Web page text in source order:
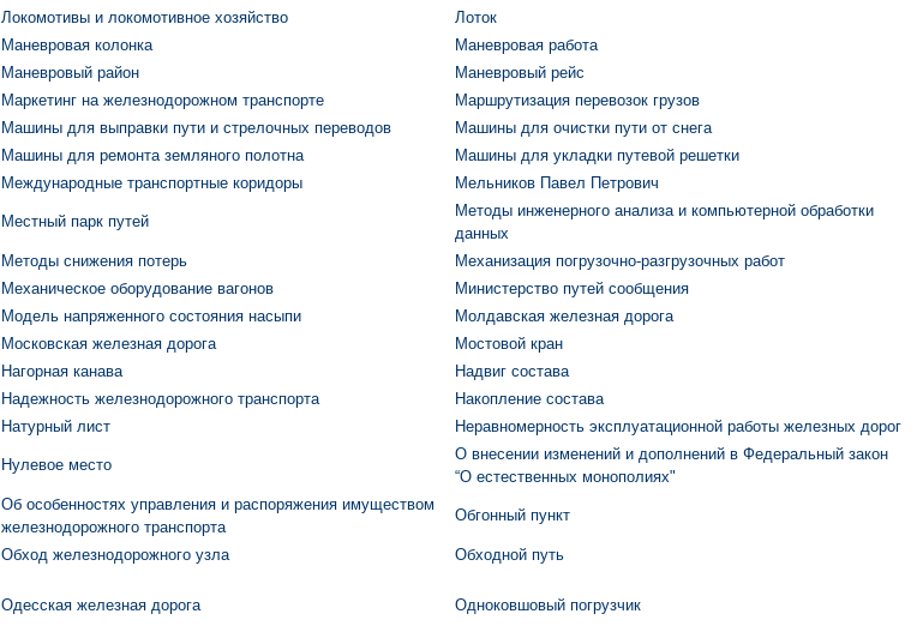
Локомотивы и локомотивное хозяйство
Лоток
Маневровая колонка
Маневровая работа
Маневровый район
Маневровый рейс
Маркетинг на железнодорожном транспорте
Маршрутизация перевозок грузов
Машины для выправки пути и стрелочных переводов
Машины для очистки пути от снега
Машины для ремонта земляного полотна
Машины для укладки путевой решетки
Международные транспортные коридоры Мельников Павел Петрович
Местный парк путей
Методы инженерного анализа и компьютерной обработки
данных
Методы снижения потерь
Механизация погрузочно-разгрузочных работ
Механическое оборудование вагонов
Министерство путей сообщения
Модель напряженного состояния насыпи
Молдавская железная дорога
Московская железная дорога
Мостовой кран
Нагорная канава
Надвиг состава
Надежность железнодорожного транспорта
Накопление состава
Натурный лист Неравномерность эксплуатационной работы железных дорог
Нулевое место
О внесении изменений и дополнений в Федеральный закон
“О естественных монополиях"
Об особенностях управления и распоряжения имуществом
железнодорожного транспорта
Обгонный пункт
Обход железнодорожного узла
Обходной путь
Одесская железная дорога Одноковшовый погрузчик